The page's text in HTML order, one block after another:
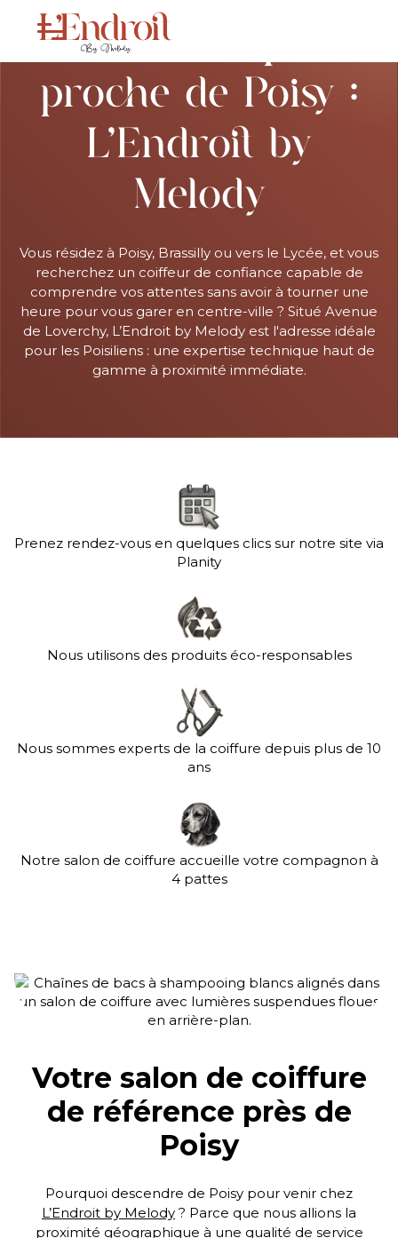
Coiffeur expert
proche de Poisy :
L’Endroit by
Melody
Vous résidez à Poisy, Brassilly ou vers le Lycée, et vous
recherchez un coiffeur de confiance capable de
comprendre vos attentes sans avoir à tourner une
heure pour vous garer en centre-ville ? Situé Avenue
de Loverchy, L’Endroit by Melody est l'adresse idéale
pour les Poisiliens : une expertise technique haut de
gamme à proximité immédiate.
Prenez rendez-vous en quelques clics sur notre site via
Planity
Nous utilisons des produits éco-responsables
Nous sommes experts de la coiffure depuis plus de 10
ans
Notre salon de coiffure accueille votre compagnon à
4 pattes
Votre salon de coiffure
de référence près de
Poisy
Pourquoi descendre de Poisy pour venir chez
L’Endroit by Melody ? Parce que nous allions la
proximité géographique à une qualité de service